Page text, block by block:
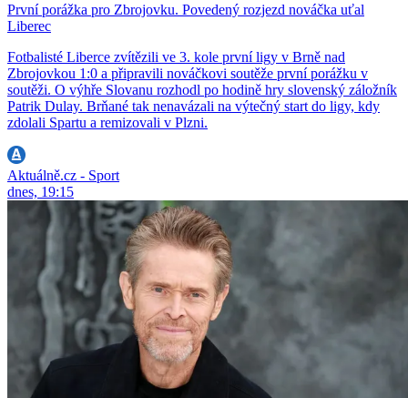
První porážka pro Zbrojovku. Povedený rozjezd nováčka uťal
Liberec
Fotbalisté Liberce zvítězili ve 3. kole první ligy v Brně nad
Zbrojovkou 1:0 a připravili nováčkovi soutěže první porážku v
soutěži. O výhře Slovanu rozhodl po hodině hry slovenský záložník
Patrik Dulay. Brňané tak nenavázali na výtečný start do ligy, kdy
zdolali Spartu a remizovali v Plzni.
Aktuálně.cz - Sport
dnes, 19:15